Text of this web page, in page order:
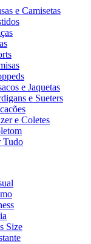
e Camisetas
e Jaquetas
e Sueters
e Coletes
Tudo
Size